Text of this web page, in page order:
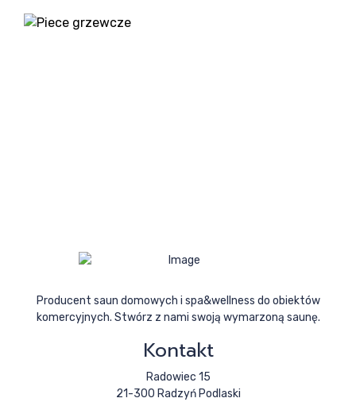
Producent saun domowych i spa&wellness do obiektów
komercyjnych. Stwórz z nami swoją wymarzoną saunę.
Kontakt
Radowiec 15
21-300 Radzyń Podlaski